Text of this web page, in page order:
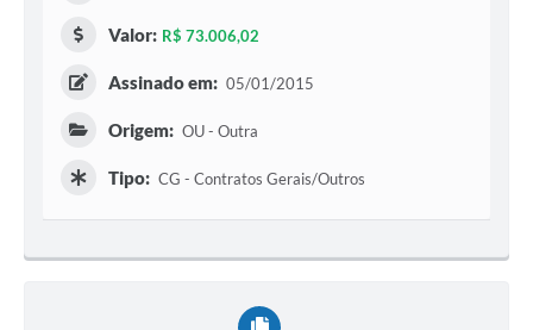
Valor: R$ 73.006,02
Assinado em: 05/01/2015
Origem: OU - Outra
Tipo: CG - Contratos Gerais/Outros